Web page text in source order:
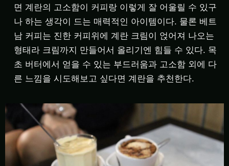
면 계란의 고소함이 커피랑 이렇게 잘 어울릴 수 있구
나 하는 생각이 드는 매력적인 아이템이다. 물론 베트
남 커피는 진한 커피위에 계란 크림이 얹어져 나오는
형태라 크림까지 만들어서 올리기엔 힘들 수 있다. 목
초 버터에서 얻을 수 있는 부드러움과 고소함 외에 다
른 느낌을 시도해보고 싶다면 계란을 추천한다.